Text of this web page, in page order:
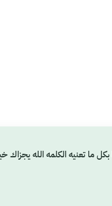
ما تعنيه الكلمه الله يجزاك